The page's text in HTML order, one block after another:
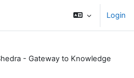
Login
- Gateway to Knowledge